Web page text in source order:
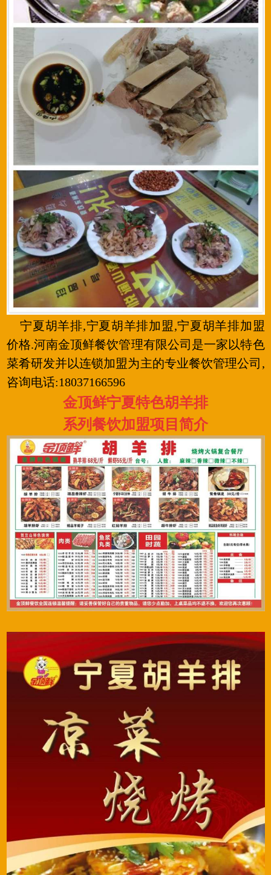
宁夏胡羊排,宁夏胡羊排加盟,宁夏胡羊排加盟
价格.河南金顶鲜餐饮管理有限公司是一家以特色
菜肴研发并以连锁加盟为主的专业餐饮管理公司,
咨询电话:18037166596
金顶鲜宁夏特色胡羊排
系列餐饮加盟项目简介